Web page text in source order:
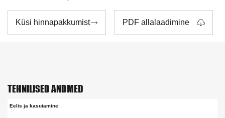
Küsi hinnapakkumist PDF allalaadimine 
TEHNILISED ANDMED
Eelis ja kasutamine